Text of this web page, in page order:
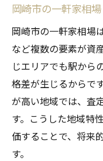
不動産査
住宅価格
中古住宅
格安中古
ツ
住宅購入
術
岡崎市の一軒家相
岡崎市の一軒家相場
など複数の要素が資
じエリアでも駅から
格差が生じるからで
が高い地域では、査
す。こうした地域特
価することで、将来
す。